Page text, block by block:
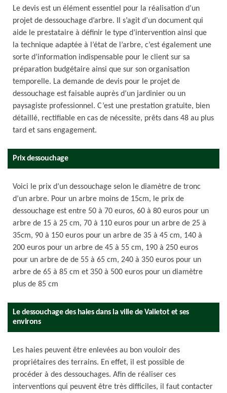
Le devis est un élément essentiel pour la réalisation d’un
projet de dessouchage d’arbre. Il s’agit d’un document qui
aide le prestataire à définir le type d’intervention ainsi que
la technique adaptée à l’état de l’arbre, c’est également une
sorte d’information indispensable pour le client sur sa
préparation budgétaire ainsi que sur son organisation
temporelle. La demande de devis pour le projet de
dessouchage est faisable auprès d’un jardinier ou un
paysagiste professionnel. C’est une prestation gratuite, bien
détaillé, rectifiable en cas de nécessite, prêts dans 48 au plus
tard et sans engagement.
Prix dessouchage
Voici le prix d’un dessouchage selon le diamètre de tronc
d’un arbre. Pour un arbre moins de 15cm, le prix de
dessouchage est entre 50 à 70 euros, 60 à 80 euros pour un
arbre de 15 à 25 cm, 70 à 110 euros pour un arbre de 25 à
35cm, 90 à 150 euros pour un arbre de 35 à 45 cm, 140 à
200 euros pour un arbre de 45 à 55 cm, 190 à 250 euros
pour un arbre de de 55 à 65 cm, 240 à 350 euros pour un
arbre de 65 à 85 cm et 350 à 500 euros pour un diamètre
plus de 85 cm
Le dessouchage des haies dans la ville de Valletot et ses
environs
Les haies peuvent être enlevées au bon vouloir des
propriétaires des terrains. En effet, il est possible de
procéder à des dessouchages. Afin de réaliser ces
interventions qui peuvent être très difficiles, il faut contacter